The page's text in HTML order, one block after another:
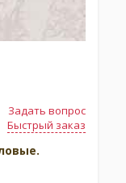
Задать вопрос
Быстрый заказ